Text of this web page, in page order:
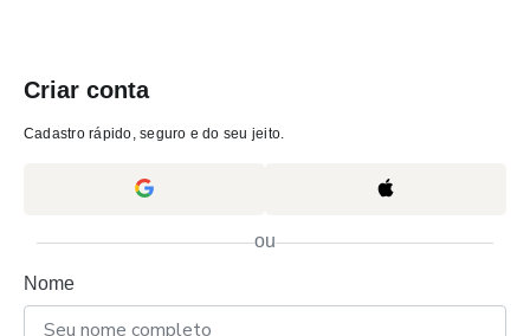
Criar conta
Cadastro rápido, seguro e do seu jeito.
ou
Nome